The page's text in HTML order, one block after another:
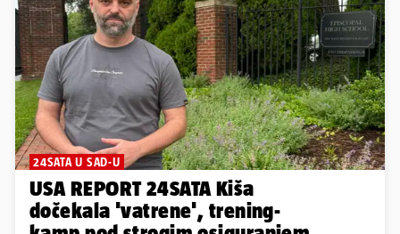
24SATA U SAD-U
USA REPORT 24SATA Kiša
dočekala 'vatrene', trening-